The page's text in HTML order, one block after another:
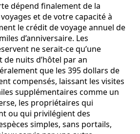
dépend finalement de la
et de votre capacité à
le crédit de voyage annuel de
d’anniversaire. Les
ne serait‑ce qu’une
de nuits d’hôtel par an
que les 395 dollars de
compensés, laissant les visites
supplémentaires comme un
les propriétaires qui
ou qui privilégient des
simples, sans portails,